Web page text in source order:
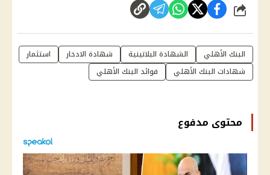
شارك
البنك الأهلي الشهادة البلاتينية شهادة الادخار
استثمار
شهادات البنك الأهلي
فوائد البنك الأهلي
محتوى مدفوع